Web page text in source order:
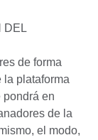
DEL
de forma
la plataforma
pondrá en
de la
el modo,